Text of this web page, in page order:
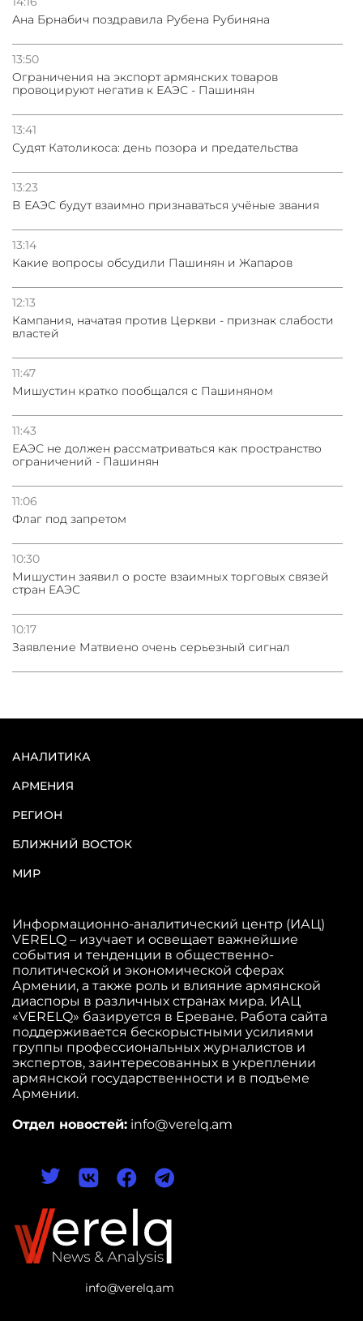
Ана Брнабич поздравила Рубена Рубиняна
13:50
Oграничения на экспорт армянских товаров
провоцируют негатив к ЕАЭС - Пашинян
13:41
Судят Католикоса: день позора и предательства
13:23
В ЕАЭС будут взаимно признаваться учёные звания
13:14
Какие вопросы обсудили Пашинян и Жапаров
12:13
Кампания, начатая против Церкви - признак слабости
властей
11:47
Мишустин кратко пообщался с Пашиняном
11:43
ЕАЭС не должен рассматриваться как пространство
ограничений - Пашинян
11:06
Флаг под запретом
10:30
Мишустин заявил о росте взаимных торговых связей
стран ЕАЭС
10:17
Заявление Матвиено очень серьезный сигнал
info@verelq.am
АНАЛИТИКА
АРМЕНИЯ
РЕГИОН
БЛИЖНИЙ ВОСТОК
МИР
Информационно-аналитический центр (ИАЦ)
VERELQ – изучает и освещает важнейшие
события и тенденции в общественно-
политической и экономической сферах
Армении, а также роль и влияние армянской
диаспоры в различных странах мира. ИАЦ
«VERELQ» базируется в Ереване. Работа сайта
поддерживается бескорыстными усилиями
группы профессиональных журналистов и
экспертов, заинтересованных в укреплении
армянской государственности и в подъеме
Армении.
Отдел новостей: info@verelq.am